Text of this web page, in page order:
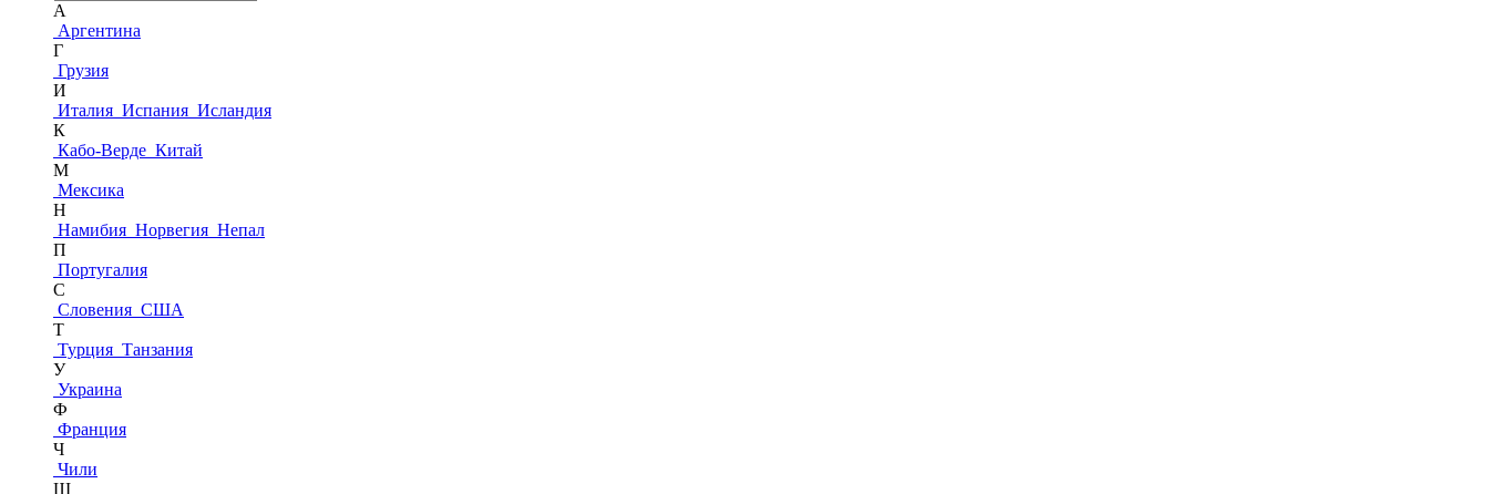
А
Аргентина
Г
Грузия
И
Италия Испания Исландия
К
Кабо-Верде Китай
М
Мексика
Н
Намибия Норвегия Непал
П
Португалия
С
Словения США
Т
Турция Танзания
У
Украина
Ф
Франция
Ч
Чили
Ш